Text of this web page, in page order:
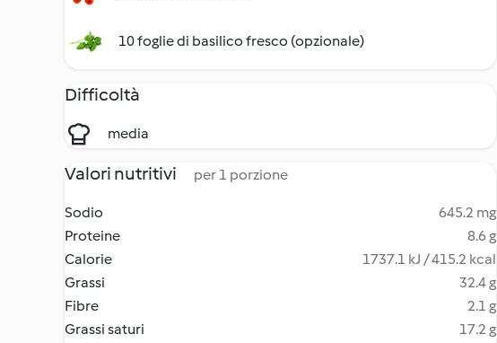
10 foglie di basilico fresco (opzionale)
Difficoltà
media
Valori nutritivi per 1 porzione
Sodio
645.2 mg
Proteine
8.6 g
Calorie
1737.1 kJ / 415.2 kcal
Grassi
32.4 g
Fibre
2.1 g
Grassi saturi
17.2 g